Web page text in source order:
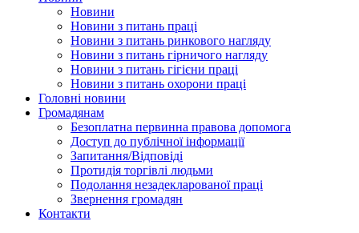
Новини
Новини з питань праці
Новини з питань ринкового нагляду
Новини з питань гірничого нагляду
Новини з питань гігієни праці
Новини з питань охорони праці
Головні новини
Громадянам
Безоплатна первинна правова допомога
Доступ до публічної інформації
Запитання/Відповіді
Протидія торгівлі людьми
Подолання незадекларованої праці
Звернення громадян
Контакти